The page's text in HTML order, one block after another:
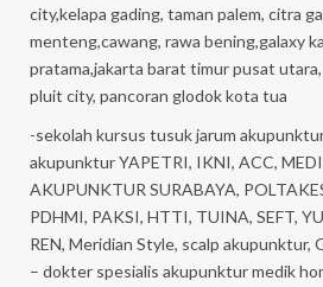
city,kelapa gading, taman palem, citra
menteng,cawang, rawa bening,galaxy
pratama,jakarta barat timur pusat
pluit city, pancoran glodok kota tua
-sekolah kursus tusuk jarum
akupunktur YAPETRI, IKNI, ACC,
AKUPUNKTUR SURABAYA,
PDHMI, PAKSI, HTTI, TUINA, SEFT,
REN, Meridian Style, scalp
– dokter spesialis akupunktur medik